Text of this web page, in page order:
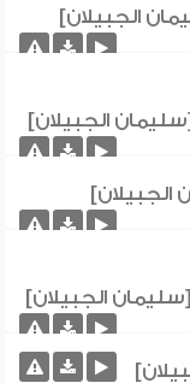
الجبيلان]
[سليمان الجبيلان]
الجبيلان]
[سليمان الجبيلان]